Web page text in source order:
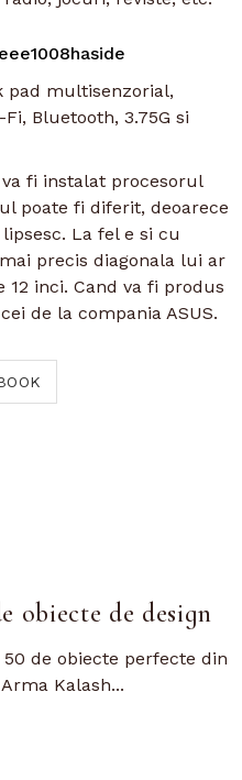
pad multisenzorial,
Bluetooth, 3.75G si
fi instalat procesorul
poate fi diferit, deoarece
La fel e si cu
precis diagonala lui ar
inci. Cand va fi produs
de la compania ASUS.
obiecte de design
de obiecte perfecte din
Kalash...